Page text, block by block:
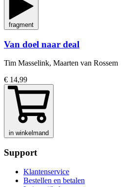
fragment
Van doel naar deal
Tim Masselink, Maarten van Rossem
€ 14,99
in winkelmand
Support
Klantenservice
Bestellen en betalen